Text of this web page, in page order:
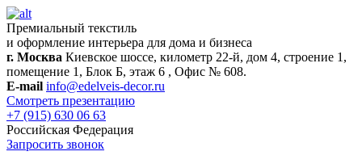
Премиальный текстиль
и оформление интерьера для дома и бизнеса
г. Москва Киевское шоссе, километр 22-й, дом 4, строение 1,
помещение 1, Блок Б, этаж 6 , Офис № 608.
E-mail info@edelveis-decor.ru
Смотреть презентацию
+7 (915) 630 06 63
Российская Федерация
Запросить звонок